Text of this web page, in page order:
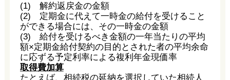
(1) 解約返戻金の金額
(2) 定期金に代えて一時金の給付を受けること
ができる場合には、その一時金の金額
(3) 給付を受けるべき金額の一年当たりの平均
額×定期金給付契約の目的とされた者の平均余命
に応ずる予定利率による複利年金現価率
取得費加算
たとえば、相続税の延納を選択していた相続人